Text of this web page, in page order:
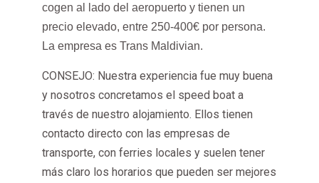
cogen al lado del aeropuerto y tienen un
precio elevado, entre 250-400€ por persona.
La empresa es Trans Maldivian.
CONSEJO: Nuestra experiencia fue muy buena
y nosotros concretamos el speed boat a
través de nuestro alojamiento. Ellos tienen
contacto directo con las empresas de
transporte, con ferries locales y suelen tener
más claro los horarios que pueden ser mejores